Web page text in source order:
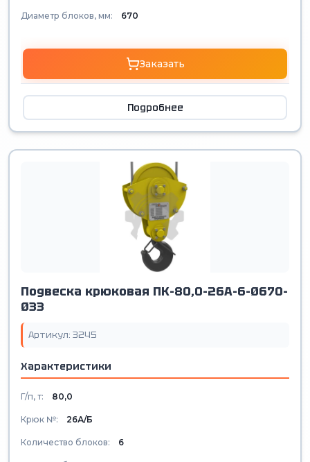
Диаметр блоков, мм: 670
Заказать
Подробнее
Подвеска крюковая ПК-80,0-26А-6-Ø670-
Ø33
Артикул: 3245
Характеристики
Г/п, т: 80,0
Крюк №: 26А/Б
Количество блоков: 6